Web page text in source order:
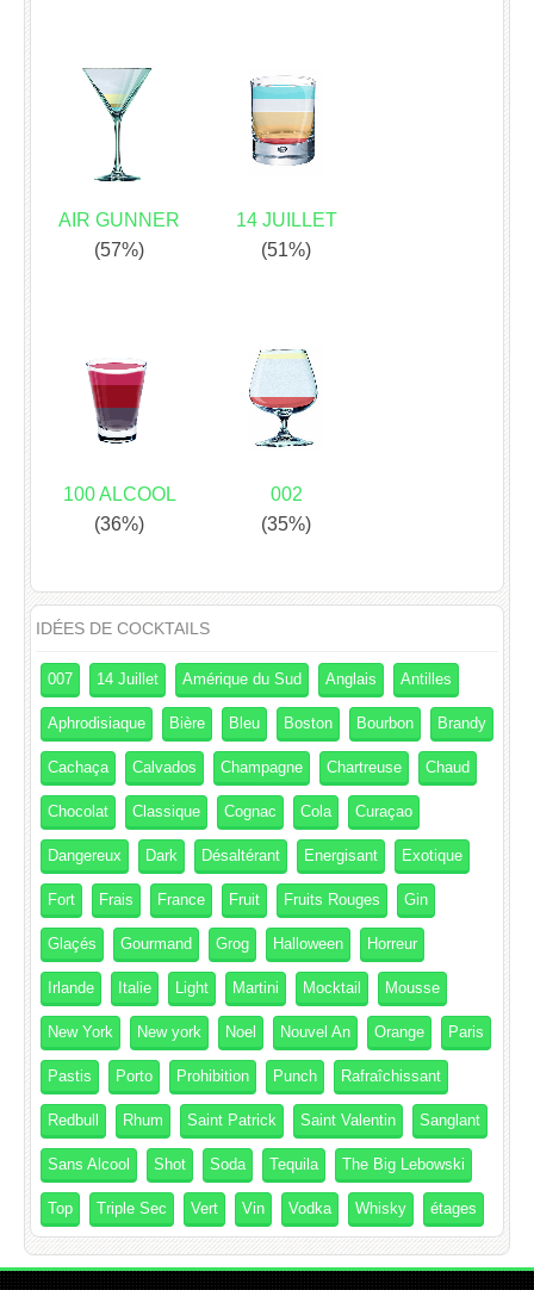
AIR GUNNER
(57%)
14 JUILLET
(51%)
100 ALCOOL
(36%)
002
(35%)
IDÉES DE COCKTAILS
007 14 Juillet Amérique du Sud Anglais Antilles
Aphrodisiaque Bière Bleu Boston Bourbon Brandy
Cachaça Calvados Champagne Chartreuse Chaud
Chocolat Classique Cognac Cola Curaçao
Dangereux Dark Désaltérant Energisant Exotique
Fort Frais France Fruit Fruits Rouges Gin
Glaçés Gourmand Grog Halloween Horreur
Irlande Italie Light Martini Mocktail Mousse
New York New york Noel Nouvel An Orange Paris
Pastis Porto Prohibition Punch Rafraîchissant
Redbull Rhum Saint Patrick Saint Valentin Sanglant
Sans Alcool Shot Soda Tequila The Big Lebowski
Top Triple Sec Vert Vin Vodka Whisky étages